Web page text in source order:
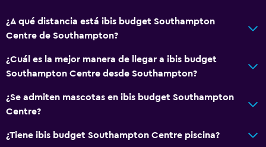
Inodoro adaptado
Aseo
Baño privado
¿A qué distancia está ibis budget Southampton
Centre de Southampton?
¿Cuál es la mejor manera de llegar a ibis budget
Southampton Centre desde Southampton?
¿Se admiten mascotas en ibis budget Southampton
Centre?
¿Tiene ibis budget Southampton Centre piscina?